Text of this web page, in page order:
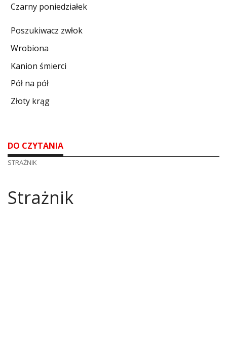
Czarny poniedziałek
Poszukiwacz zwłok
Wrobiona
Kanion śmierci
Pół na pół
Złoty krąg
DO CZYTANIA
STRAŻNIK
Strażnik